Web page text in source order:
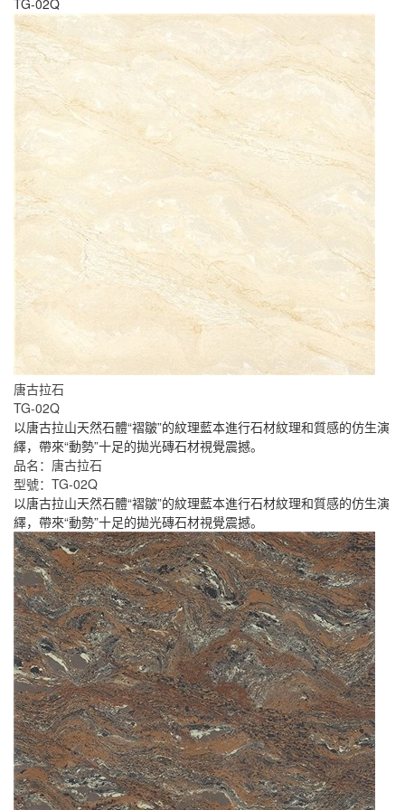
TG-02Q
唐古拉石
TG-02Q
以唐古拉山天然石體“褶皺”的紋理藍本進行石材紋理和質感的仿生演
繹，帶來“動勢”十足的拋光磚石材視覺震撼。
品名：唐古拉石
型號：TG-02Q
以唐古拉山天然石體“褶皺”的紋理藍本進行石材紋理和質感的仿生演
繹，帶來“動勢”十足的拋光磚石材視覺震撼。